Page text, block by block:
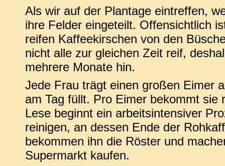
Als wir auf der Plantage eintreffen,
ihre Felder eingeteilt. Offensichtlich
reifen Kaffeekirschen von den
nicht alle zur gleichen Zeit reif,
mehrere Monate hin.
Jede Frau trägt einen großen Eimer
am Tag füllt. Pro Eimer bekommt sie
Lese beginnt ein arbeitsintensiver
reinigen, an dessen Ende der
bekommen ihn die Röster und
Supermarkt kaufen.